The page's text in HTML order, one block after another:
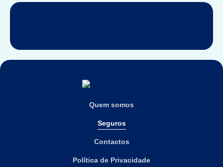
Quem somos
Seguros
Contactos
Política de Privacidade